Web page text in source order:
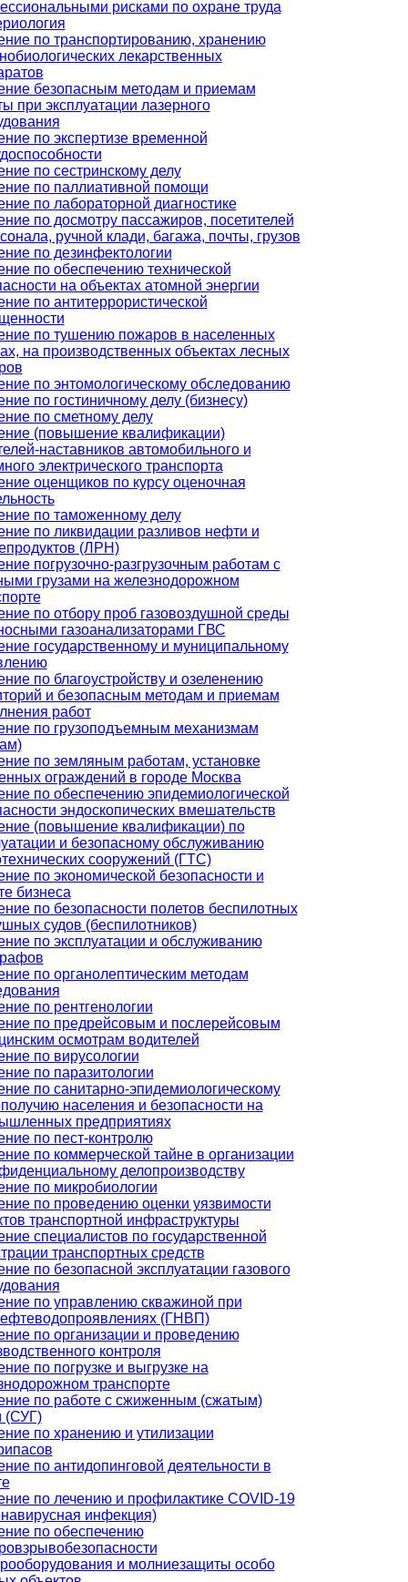
рисками по охране труда
по транспортированию, хранению
лекарственных
безопасным методам и приемам
при эксплуатации лазерного
по экспертизе временной
по сестринскому делу
по паллиативной помощи
по лабораторной диагностике
по досмотру пассажиров, посетителей
ручной клади, багажа, почты, грузов
по дезинфектологии
по обеспечению технической
на объектах атомной энергии
по антитеррористической
по тушению пожаров в населенных
на производственных объектах лесных
по энтомологическому обследованию
по гостиничному делу (бизнесу)
по сметному делу
(повышение квалификации)
наставников автомобильного и
электрического транспорта
оценщиков по курсу оценочная
по таможенному делу
по ликвидации разливов нефти и
(ЛРН)
погрузочно-разгрузочным работам с
грузами на железнодорожном
по отбору проб газовоздушной среды
газоанализаторами ГВС
государственному и муниципальному
по благоустройству и озеленению
и безопасным методам и приемам
работ
по грузоподъемным механизмам
по земляным работам, установке
ограждений в городе Москва
по обеспечению эпидемиологической
эндоскопических вмешательств
(повышение квалификации) по
и безопасному обслуживанию
сооружений (ГТС)
по экономической безопасности и
бизнеса
по безопасности полетов беспилотных
судов (беспилотников)
по эксплуатации и обслуживанию
по органолептическим методам
по рентгенологии
по предрейсовым и послерейсовым
осмотрам водителей
по вирусологии
по паразитологии
по санитарно-эпидемиологическому
населения и безопасности на
предприятиях
по пест-контролю
по коммерческой тайне в организации
делопроизводству
по микробиологии
по проведению оценки уязвимости
транспортной инфраструктуры
специалистов по государственной
транспортных средств
по безопасной эксплуатации газового
по управлению скважиной при
(ГНВП)
по организации и проведению
контроля
по погрузке и выгрузке на
транспорте
по работе с сжиженным (сжатым)
(СУГ)
по хранению и утилизации
по антидопинговой деятельности в
по лечению и профилактике COVID-19
инфекция)
по обеспечению
и молниезащиты особо